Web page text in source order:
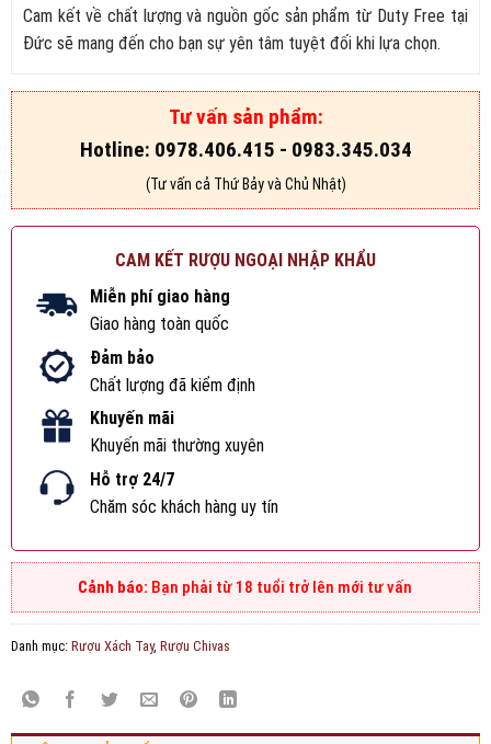
Cam kết về chất lượng và nguồn gốc sản phẩm từ Duty Free tại
Đức sẽ mang đến cho bạn sự yên tâm tuyệt đối khi lựa chọn.
Tư vấn sản phẩm:
Hotline: 0978.406.415 - 0983.345.034
(Tư vấn cả Thứ Bảy và Chủ Nhật)
CAM KẾT RƯỢU NGOẠI NHẬP KHẨU
Miễn phí giao hàng
Giao hàng toàn quốc
Đảm bảo
Chất lượng đã kiểm định
Khuyến mãi
Khuyến mãi thường xuyên
Hỗ trợ 24/7
Chăm sóc khách hàng uy tín
Bạn phải từ 18 tuổi trở lên mới tư vấn
Danh mục: Rượu Xách Tay, Rượu Chivas